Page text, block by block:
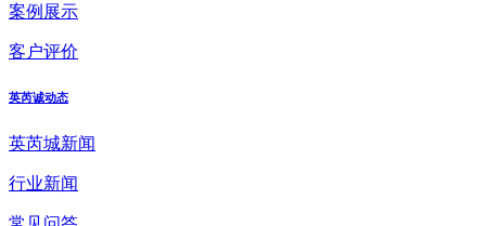
案例展示
客户评价
英芮诚动态
英芮城新闻
行业新闻